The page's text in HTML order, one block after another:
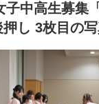
子中高生募集
し 3枚目の